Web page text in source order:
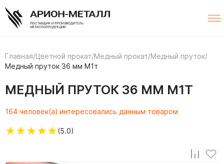
Главная/Цветной прокат/Медный прокат/Медный пруток/
Медный пруток 36 мм М1т
МЕДНЫЙ ПРУТОК 36 ММ М1Т
164 человек(а) интересовались данным товаром
★★★★★(5.0)